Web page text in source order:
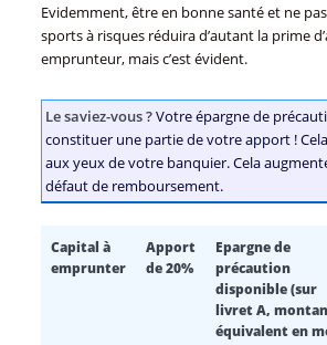
Evidemment, être en bonne santé et ne
sports à risques réduira d’autant la prime
emprunteur, mais c’est évident.
Le saviez-vous ?Votre épargne de
constituer une partie de votre apport ! Cela
aux yeux de votre banquier. Cela
défaut de remboursement.
Capital à
emprunter
Apport
de 20%
Epargne de
précaution
disponible (sur
livret A,
équivalent en